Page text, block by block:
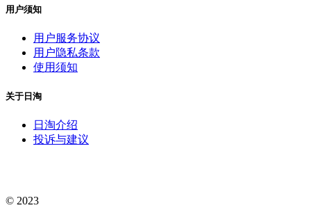
用户须知
用户服务协议
用户隐私条款
使用须知
关于日淘
日淘介绍
投诉与建议
© 2023